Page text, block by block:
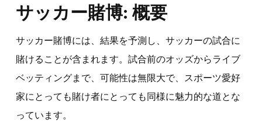
サッカー賭博: 概要
サッカー賭博には、結果を予測し、サッカーの試合に
賭けることが含まれます。試合前のオッズからライブ
ベッティングまで、可能性は無限大で、スポーツ愛好
家にとっても賭け者にとっても同様に魅力的な道とな
っています。